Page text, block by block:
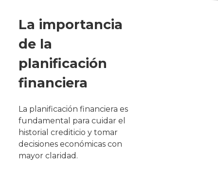
La importancia
de la
planificación
financiera
La planificación financiera es
fundamental para cuidar el
historial crediticio y tomar
decisiones económicas con
mayor claridad.